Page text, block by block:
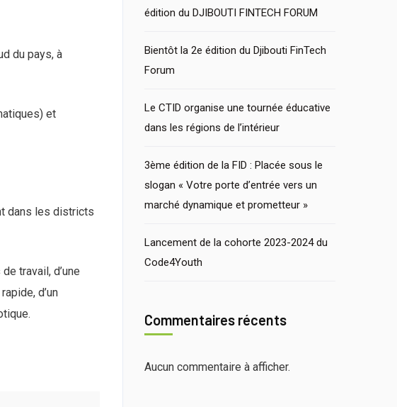
du pays, à
et
dans les districts
travail, d’une
d’un
édition du DJIBOUTI FINTECH FORUM
Bientôt la 2e édition du Djibouti FinTech
Forum
Le CTID organise une tournée éducative
dans les régions de l’intérieur
3ème édition de la FID : Placée sous le
slogan « Votre porte d’entrée vers un
marché dynamique et prometteur »
Lancement de la cohorte 2023-2024 du
Code4Youth
Commentaires récents
Aucun commentaire à afficher.